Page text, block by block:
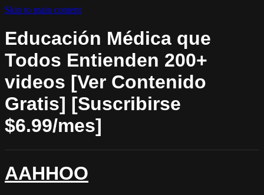
Skip to main content
Educación Médica que
Todos Entienden 200+
videos [Ver Contenido
Gratis] [Suscribirse
$6.99/mes]
AAHHOO